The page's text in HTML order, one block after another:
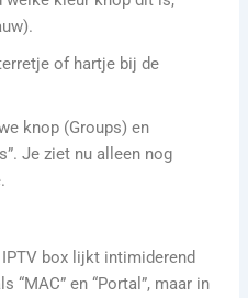
of hartje bij de
knop (Groups) en
Je ziet nu alleen nog
box lijkt intimiderend
“MAC” en “Portal”, maar in